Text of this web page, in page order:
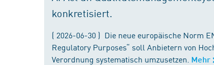
konkretisiert.
( 2026-06-30 ) Die neue europäische Norm
Regulatory Purposes“ soll Anbietern von
Verordnung systematisch umzusetzen. Mehr